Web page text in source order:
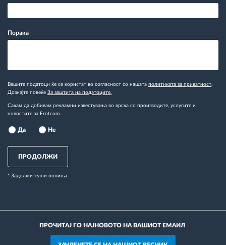
Порака
Вашите податоци ќе се користат во согласност со нашата политиката за приватност.
Дознајте повеќе За заштита на податоците.
Сакам да добивам рекламни известувања во врска со производите, услугите и
новостите за Frotcom.
Да Не
ПРОДОЛЖИ
* Задолжителни полиња
ПРОЧИТАЈ ГО НАЈНОВОТО НА ВАШИОТ ЕМАИЛ